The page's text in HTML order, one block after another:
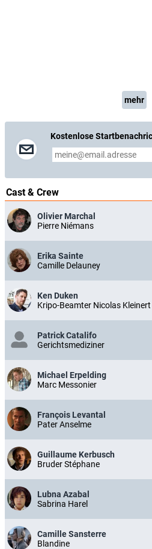
mehr
Kostenlose
Cast & Crew
Olivier Marchal
Pierre Niémans
Erika Sainte
Camille Delauney
Ken Duken
Kripo-Beamter Nicolas Kleinert
Patrick Catalifo
Gerichtsmediziner
Michael Erpelding
Marc Messonier
François Levantal
Pater Anselme
Guillaume Kerbusch
Bruder Stéphane
Lubna Azabal
Sabrina Harel
Camille Sansterre
Blandine